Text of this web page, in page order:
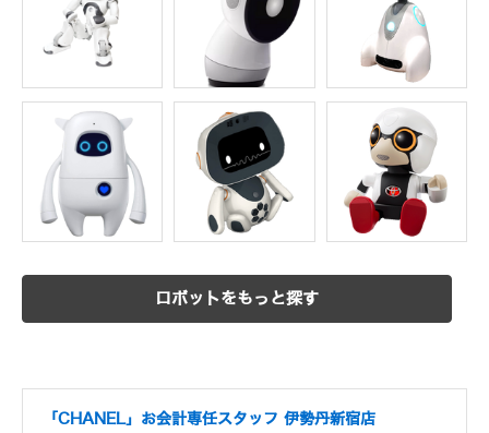
ロボットをもっと探す
「CHANEL」お会計専任スタッフ 伊勢丹新宿店